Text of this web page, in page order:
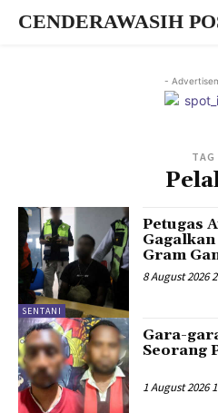
CENDERAWASIH
-
TAG
SENTANI
Petugas
Gram
8 August 2026
Gara-
Seorang
1 August 2026